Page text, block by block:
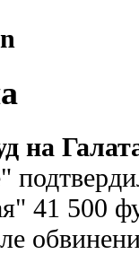
на
41 500